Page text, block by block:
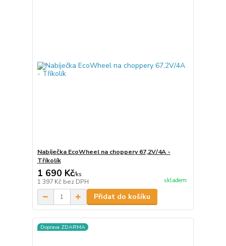
Nabíječka EcoWheel na choppery 67,2V/4A -
Tříkolík
1 690 Kč/ks
1 397 Kč bez DPH skladem
Přidat do košíku
Doprava ZDARMA